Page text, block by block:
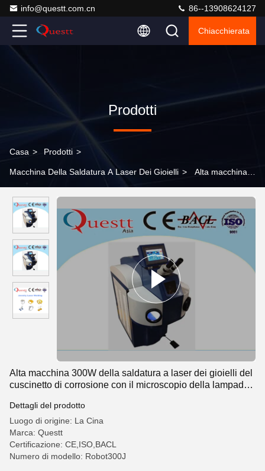
info@questt.com.cn 86--13908624127
Chiacchierata
Prodotti
Casa > Prodotti >
Macchina Della Saldatura A Laser Dei Gioielli > Alta macchina
corrosione con il microscopio della lampada del LED
Alta macchina 300W della saldatura a laser dei gioielli del
cuscinetto di corrosione con il microscopio della lampada
Dettagli del prodotto
Luogo di origine: La Cina
Marca: Questt
Certificazione: CE,ISO,BACL
Numero di modello: Robot300J